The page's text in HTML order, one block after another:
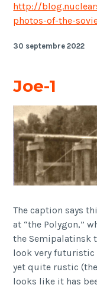
http://
photos-of-the-
30 septembre 2022
Joe-1
The caption says
at “the Polygon,”
the Semipalatinsk
look very futuristic
yet quite rustic
looks like it has